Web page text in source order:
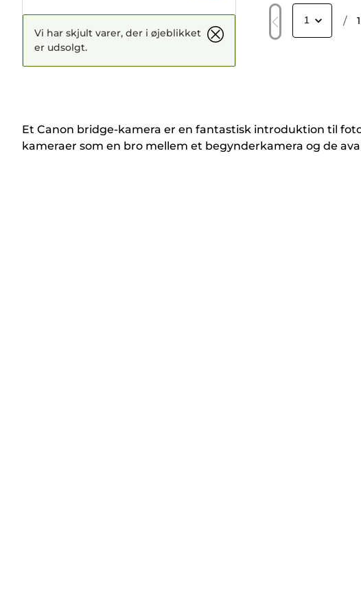
Vi har skjult varer, der i øjeblikket
er udsolgt.
/ 1
Et Canon bridge-kamera er en fantastisk introduktion til
kameraer som en bro mellem et begynderkamera og de